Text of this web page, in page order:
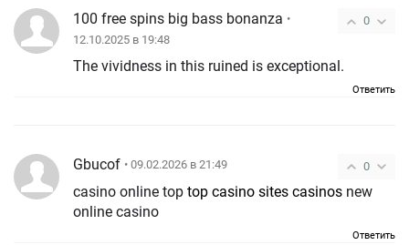
0
100 free spins big bass bonanza •
12.10.2025 в 19:48
The vividness in this ruined is exceptional.
Ответить
0
Gbucof • 09.02.2026 в 21:49
casino online top top casino sites casinos
online casino
Ответить